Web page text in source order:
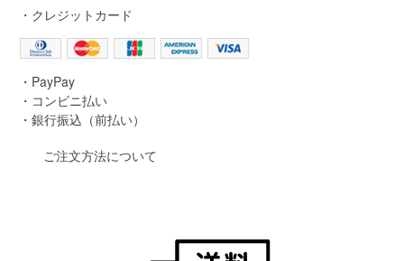
・クレジットカード
・PayPay
・コンビニ払い
・銀行振込（前払い）
ご注文方法について